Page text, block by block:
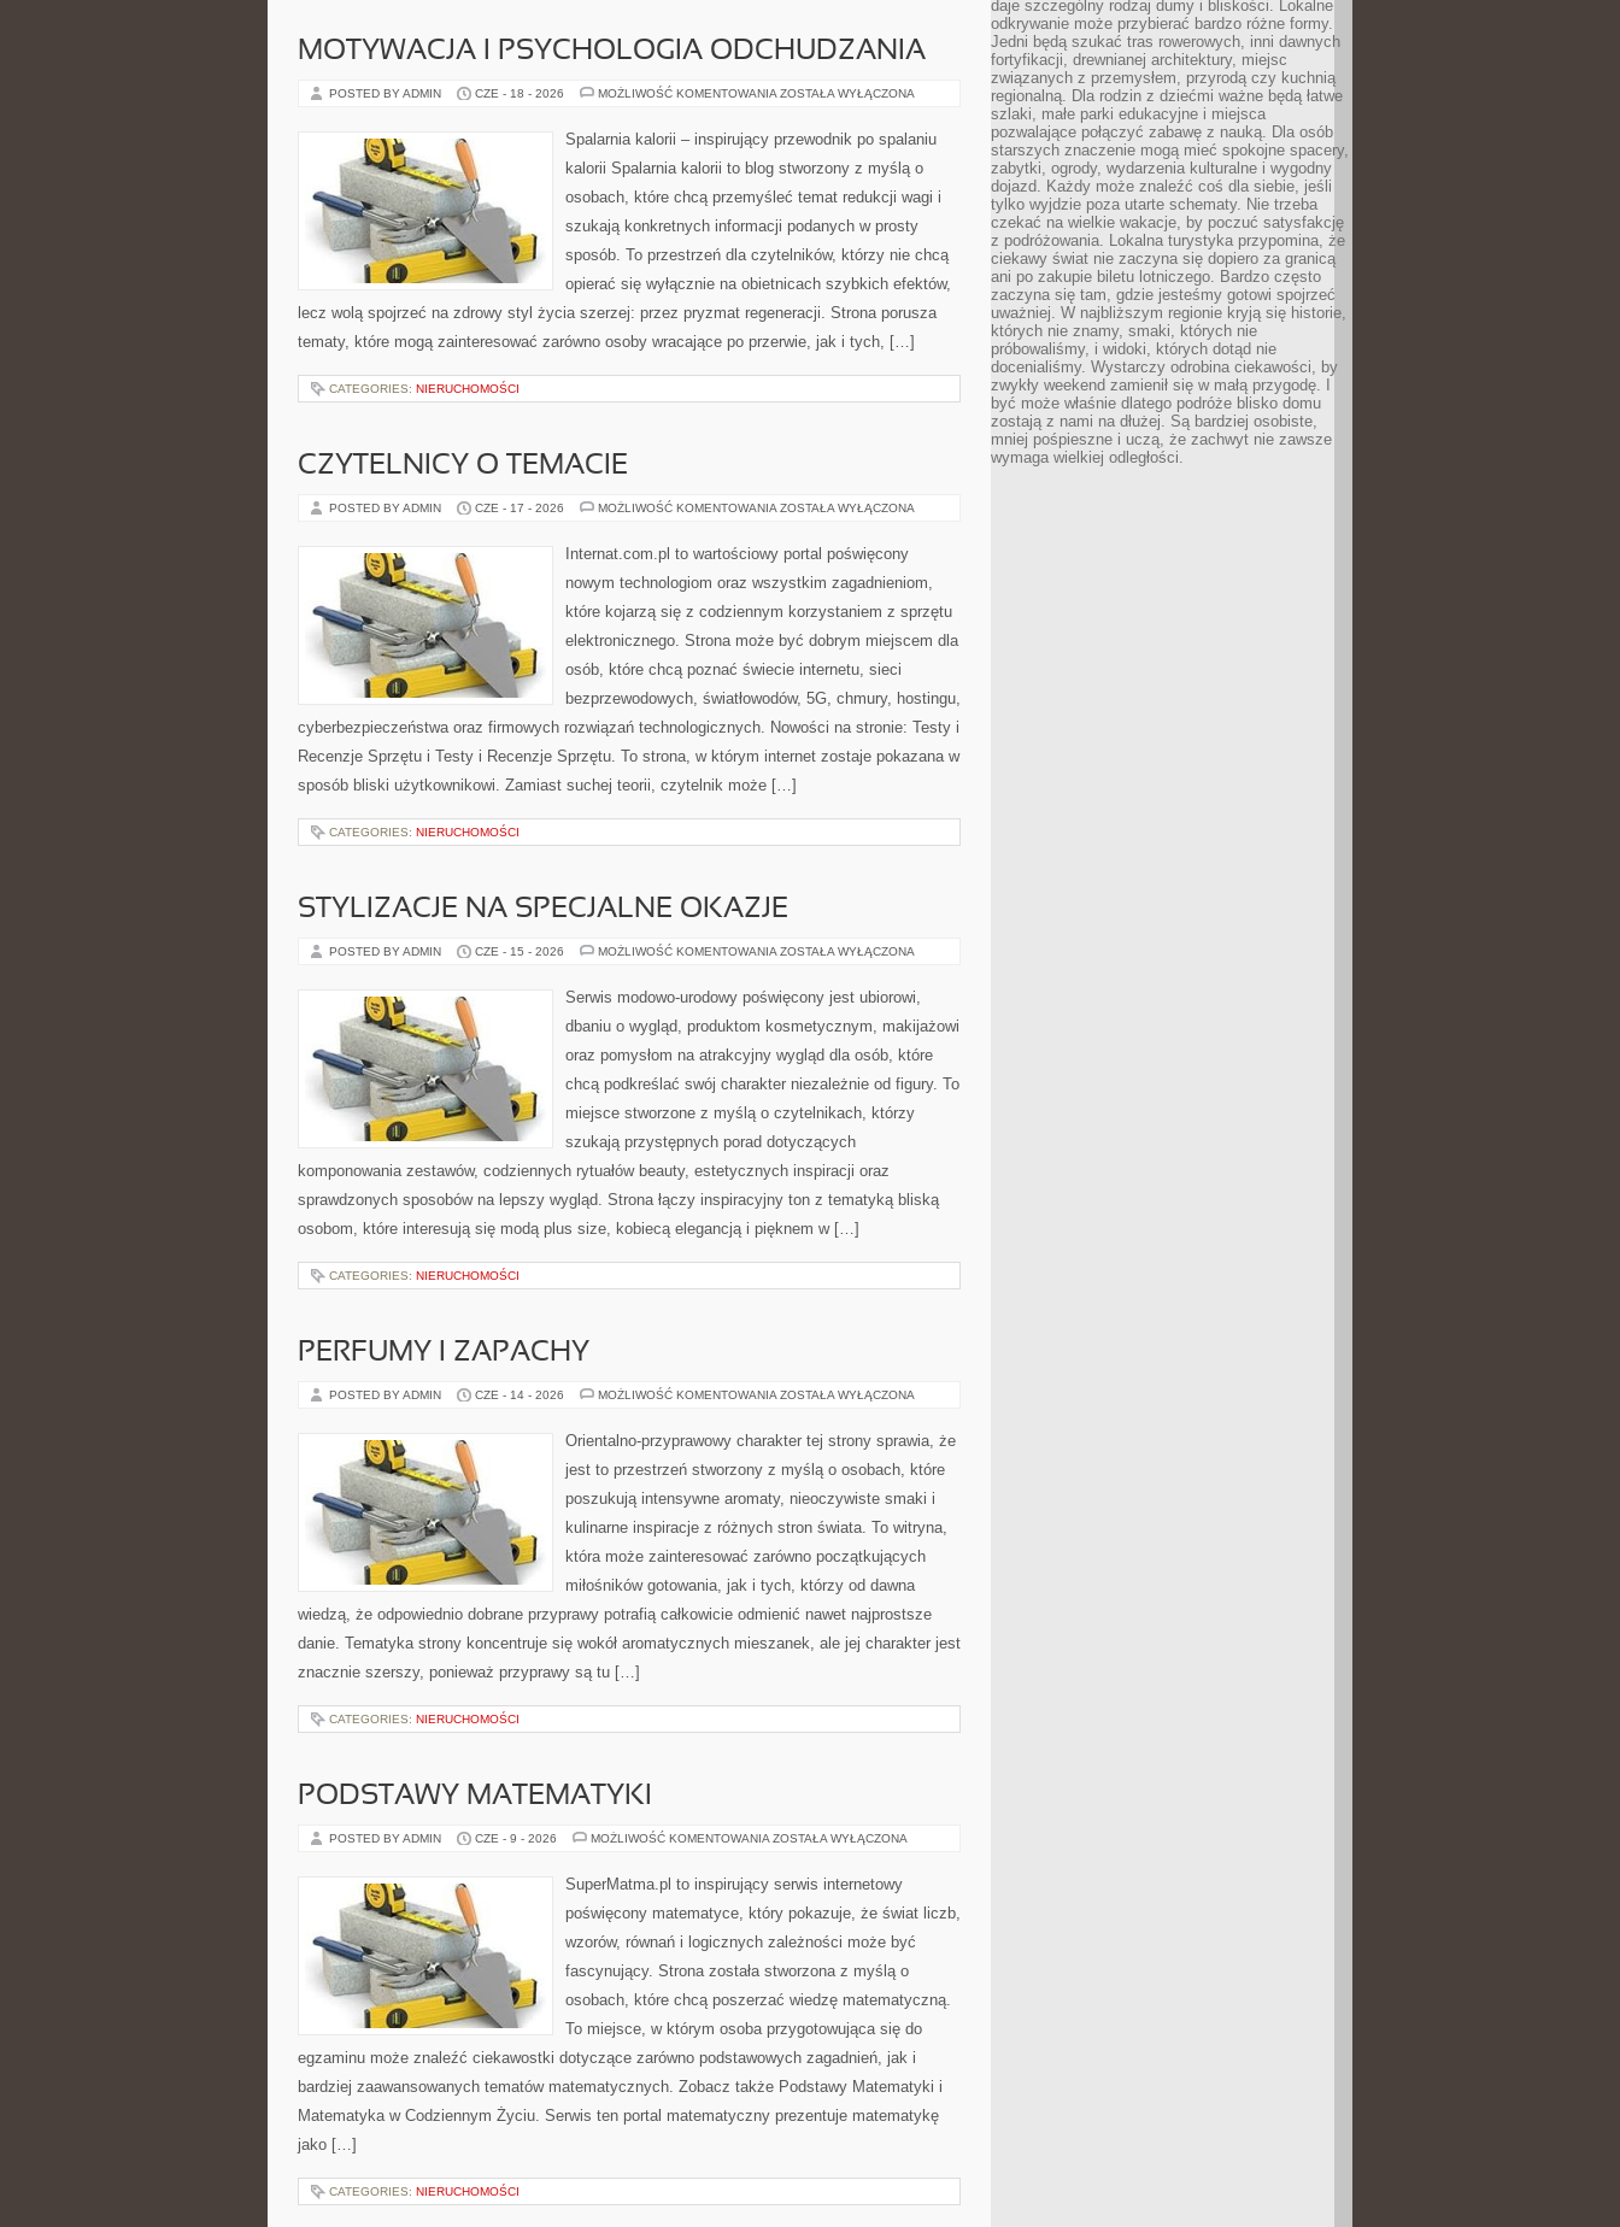
MOTYWACJA I PSYCHOLOGIA ODCHUDZANIA
POSTED BY ADMIN CZE - 18 - 2026 MOŻLIWOŚĆ KOMENTOWANIA MOTYWACJA
ODCHUDZANIA
ZOSTAŁA WYŁĄCZONA
Spalarnia kalorii – inspirujący przewodnik po spalaniu
kalorii Spalarnia kalorii to blog stworzony z myślą o
osobach, które chcą przemyśleć temat redukcji wagi i
szukają konkretnych informacji podanych w prosty
sposób. To przestrzeń dla czytelników, którzy nie chcą
opierać się wyłącznie na obietnicach szybkich efektów,
lecz wolą spojrzeć na zdrowy styl życia szerzej: przez pryzmat regeneracji. Strona porusza
tematy, które mogą zainteresować zarówno osoby wracające po przerwie, jak i tych, […]
CATEGORIES: NIERUCHOMOŚCI
CZYTELNICY O TEMACIE
POSTED BY ADMIN CZE - 17 - 2026 MOŻLIWOŚĆ KOMENTOWANIA CZYTELNICY
ZOSTAŁA WYŁĄCZONA
Internat.com.pl to wartościowy portal poświęcony
nowym technologiom oraz wszystkim zagadnieniom,
które kojarzą się z codziennym korzystaniem z sprzętu
elektronicznego. Strona może być dobrym miejscem dla
osób, które chcą poznać świecie internetu, sieci
bezprzewodowych, światłowodów, 5G, chmury, hostingu,
cyberbezpieczeństwa oraz firmowych rozwiązań technologicznych. Nowości na stronie: Testy i
Recenzje Sprzętu i Testy i Recenzje Sprzętu. To strona, w którym internet zostaje pokazana w
sposób bliski użytkownikowi. Zamiast suchej teorii, czytelnik może […]
CATEGORIES: NIERUCHOMOŚCI
STYLIZACJE NA SPECJALNE OKAZJE
POSTED BY ADMIN CZE - 15 - 2026 MOŻLIWOŚĆ KOMENTOWANIA STYLIZACJE
OKAZJE
ZOSTAŁA WYŁĄCZONA
Serwis modowo-urodowy poświęcony jest ubiorowi,
dbaniu o wygląd, produktom kosmetycznym, makijażowi
oraz pomysłom na atrakcyjny wygląd dla osób, które
chcą podkreślać swój charakter niezależnie od figury. To
miejsce stworzone z myślą o czytelnikach, którzy
szukają przystępnych porad dotyczących
komponowania zestawów, codziennych rytuałów beauty, estetycznych inspiracji oraz
sprawdzonych sposobów na lepszy wygląd. Strona łączy inspiracyjny ton z tematyką bliską
osobom, które interesują się modą plus size, kobiecą elegancją i pięknem w […]
CATEGORIES: NIERUCHOMOŚCI
PERFUMY I ZAPACHY
POSTED BY ADMIN CZE - 14 - 2026 MOŻLIWOŚĆ KOMENTOWANIA PERFUMY
ZOSTAŁA WYŁĄCZONA
Orientalno-przyprawowy charakter tej strony sprawia, że
jest to przestrzeń stworzony z myślą o osobach, które
poszukują intensywne aromaty, nieoczywiste smaki i
kulinarne inspiracje z różnych stron świata. To witryna,
która może zainteresować zarówno początkujących
miłośników gotowania, jak i tych, którzy od dawna
wiedzą, że odpowiednio dobrane przyprawy potrafią całkowicie odmienić nawet najprostsze
danie. Tematyka strony koncentruje się wokół aromatycznych mieszanek, ale jej charakter jest
znacznie szerszy, ponieważ przyprawy są tu […]
CATEGORIES: NIERUCHOMOŚCI
PODSTAWY MATEMATYKI
POSTED BY ADMIN CZE - 9 - 2026 MOŻLIWOŚĆ KOMENTOWANIA PODSTAWY
ZOSTAŁA WYŁĄCZONA
SuperMatma.pl to inspirujący serwis internetowy
poświęcony matematyce, który pokazuje, że świat liczb,
wzorów, równań i logicznych zależności może być
fascynujący. Strona została stworzona z myślą o
osobach, które chcą poszerzać wiedzę matematyczną.
To miejsce, w którym osoba przygotowująca się do
egzaminu może znaleźć ciekawostki dotyczące zarówno podstawowych zagadnień, jak i
bardziej zaawansowanych tematów matematycznych. Zobacz także Podstawy Matematyki i
Matematyka w Codziennym Życiu. Serwis ten portal matematyczny prezentuje matematykę
jako […]
CATEGORIES: NIERUCHOMOŚCI
daje szczególny rodzaj dumy i bliskości. Lokalne
odkrywanie może przybierać bardzo różne formy.
Jedni będą szukać tras rowerowych, inni dawnych
fortyfikacji, drewnianej architektury, miejsc
związanych z przemysłem, przyrodą czy kuchnią
regionalną. Dla rodzin z dziećmi ważne będą łatwe
szlaki, małe parki edukacyjne i miejsca
pozwalające połączyć zabawę z nauką. Dla osób
starszych znaczenie mogą mieć spokojne spacery,
zabytki, ogrody, wydarzenia kulturalne i wygodny
dojazd. Każdy może znaleźć coś dla siebie, jeśli
tylko wyjdzie poza utarte schematy. Nie trzeba
czekać na wielkie wakacje, by poczuć satysfakcję
z podróżowania. Lokalna turystyka przypomina, że
ciekawy świat nie zaczyna się dopiero za granicą
ani po zakupie biletu lotniczego. Bardzo często
zaczyna się tam, gdzie jesteśmy gotowi spojrzeć
uważniej. W najbliższym regionie kryją się historie,
których nie znamy, smaki, których nie
próbowaliśmy, i widoki, których dotąd nie
docenialiśmy. Wystarczy odrobina ciekawości, by
zwykły weekend zamienił się w małą przygodę. I
być może właśnie dlatego podróże blisko domu
zostają z nami na dłużej. Są bardziej osobiste,
mniej pośpieszne i uczą, że zachwyt nie zawsze
wymaga wielkiej odległości.